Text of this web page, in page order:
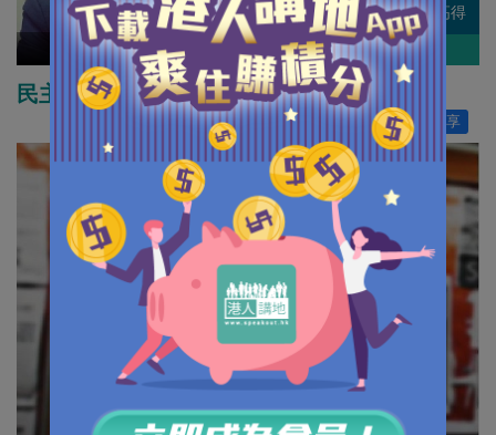
劉國勳
4791票打破香港回歸後區議會最高得
票的紀錄，成功連任。
作者其他博評
民主牆背後風波
分享
258